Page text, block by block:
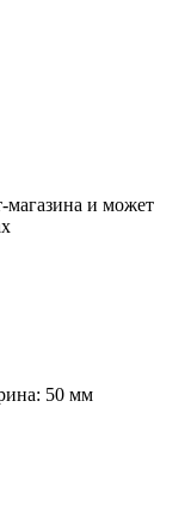
магазина и может
50 мм